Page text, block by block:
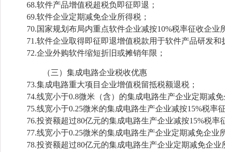
68.软件产品增值税超税负即征即退；
69.软件企业定期减免企业所得税；
70.国家规划布局内重点软件企业减按10%税率征收企业
71.软件企业取得即征即退增值税款用于软件产品研发和
72.企业外购软件缩短折旧或摊销年限；
（三）集成电路企业税收优惠
73.集成电路重大项目企业增值税留抵税额退税；
74.线宽小于0.8微米（含）的集成电路生产企业定期减免
75.线宽小于0.25微米的集成电路生产企业减按15%税率
76.投资额超过80亿元的集成电路生产企业减按15%税率
77.线宽小于0.25微米的集成电路生产企业定期减免企业
78.投资额超过80亿元的集成电路生产企业定期减免企业